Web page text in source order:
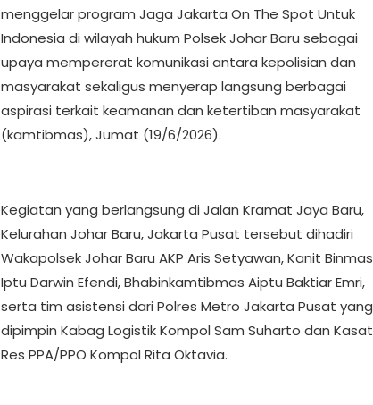
menggelar program Jaga Jakarta On The Spot Untuk
Indonesia di wilayah hukum Polsek Johar Baru sebagai
upaya mempererat komunikasi antara kepolisian dan
masyarakat sekaligus menyerap langsung berbagai
aspirasi terkait keamanan dan ketertiban masyarakat
(kamtibmas), Jumat (19/6/2026).
Kegiatan yang berlangsung di Jalan Kramat Jaya Baru,
Kelurahan Johar Baru, Jakarta Pusat tersebut dihadiri
Wakapolsek Johar Baru AKP Aris Setyawan, Kanit Binmas
Iptu Darwin Efendi, Bhabinkamtibmas Aiptu Baktiar Emri,
serta tim asistensi dari Polres Metro Jakarta Pusat yang
dipimpin Kabag Logistik Kompol Sam Suharto dan Kasat
Res PPA/PPO Kompol Rita Oktavia.